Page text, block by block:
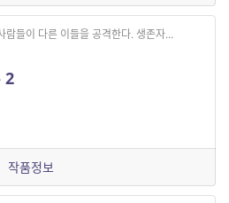
람들이 다른 이들을 공격한다. 생존자...
2
작품정보